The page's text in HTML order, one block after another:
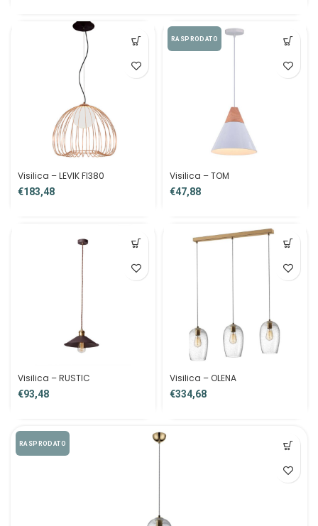
Visilica – LEVIK FI380
€
RASPRODATO
Visilica – TOM
€
Visilica – RUSTIC
€
Visilica – OLENA
€
RASPRODATO